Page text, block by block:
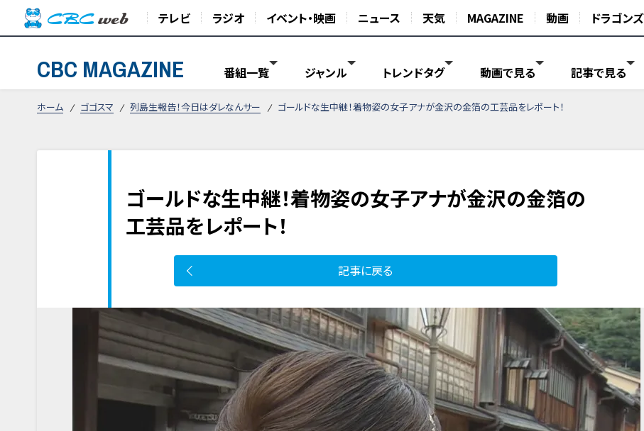
テレビ ラジオ イベント・映画 ニュース 天気 MAGAZINE 動画 ドラゴンズ
CBC MAGAZINE 番組一覧 ジャンル トレンドタグ 動画で見る 記事で見る
ホーム ゴゴスマ 列島生報告！今日はダレなんサー ゴールドな生中継！着物姿の女子アナが金沢の金箔の工芸品をレポート！
ゴールドな生中継！着物姿の女子アナが金沢の金箔の
工芸品をレポート！
記事に戻る